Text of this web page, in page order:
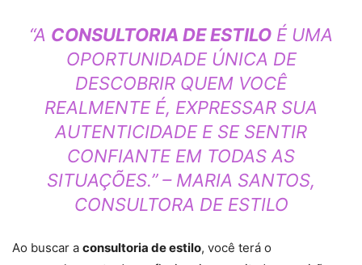
“A CONSULTORIA DE ESTILO É UMA
OPORTUNIDADE ÚNICA DE
DESCOBRIR QUEM VOCÊ
REALMENTE É, EXPRESSAR SUA
AUTENTICIDADE E SE SENTIR
CONFIANTE EM TODAS AS
SITUAÇÕES.” – MARIA SANTOS,
CONSULTORA DE ESTILO
Ao buscar a consultoria de estilo, você terá o